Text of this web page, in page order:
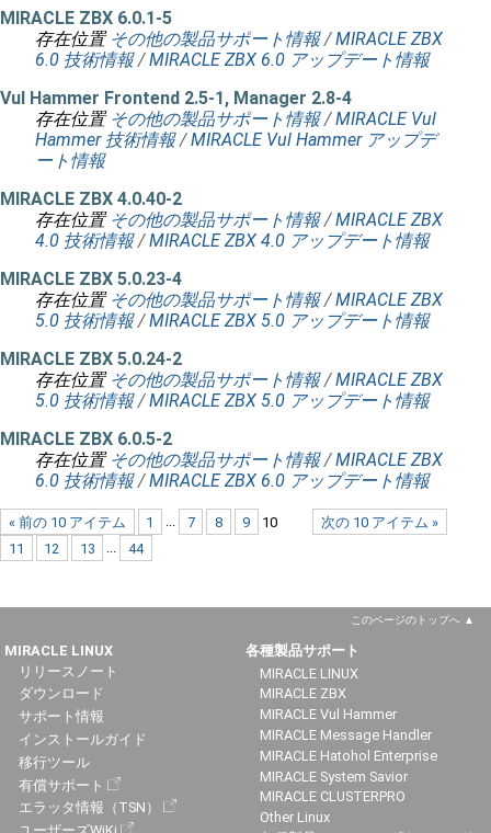
MIRACLE ZBX 6.0.1-5
存在位置 その他の製品サポート情報 /MIRACLE ZBX
6.0 技術情報 /MIRACLE ZBX 6.0 アップデート情報
Vul Hammer Frontend 2.5-1, Manager 2.8-4
存在位置 その他の製品サポート情報 /MIRACLE Vul
Hammer 技術情報 /MIRACLE Vul Hammer アップデ
ート情報
MIRACLE ZBX 4.0.40-2
存在位置 その他の製品サポート情報 /MIRACLE ZBX
4.0 技術情報 /MIRACLE ZBX 4.0 アップデート情報
MIRACLE ZBX 5.0.23-4
存在位置 その他の製品サポート情報 /MIRACLE ZBX
5.0 技術情報 /MIRACLE ZBX 5.0 アップデート情報
MIRACLE ZBX 5.0.24-2
存在位置 その他の製品サポート情報 /MIRACLE ZBX
5.0 技術情報 /MIRACLE ZBX 5.0 アップデート情報
MIRACLE ZBX 6.0.5-2
存在位置 その他の製品サポート情報 /MIRACLE ZBX
6.0 技術情報 /MIRACLE ZBX 6.0 アップデート情報
« 前の 10 アイテム 次の 10 アイテム »
1 ... 7 8 9
10
11
12 13 ... 44
このページのトップへ
MIRACLE LINUX
リリースノート
ダウンロード
サポート情報
インストールガイド
移行ツール
有償サポート
エラッタ情報（TSN）
各種製品サポート
MIRACLE LINUX
MIRACLE ZBX
MIRACLE Vul Hammer
MIRACLE Message Handler
MIRACLE Hatohol Enterprise
MIRACLE System Savior
MIRACLE CLUSTERPRO
Other Linux